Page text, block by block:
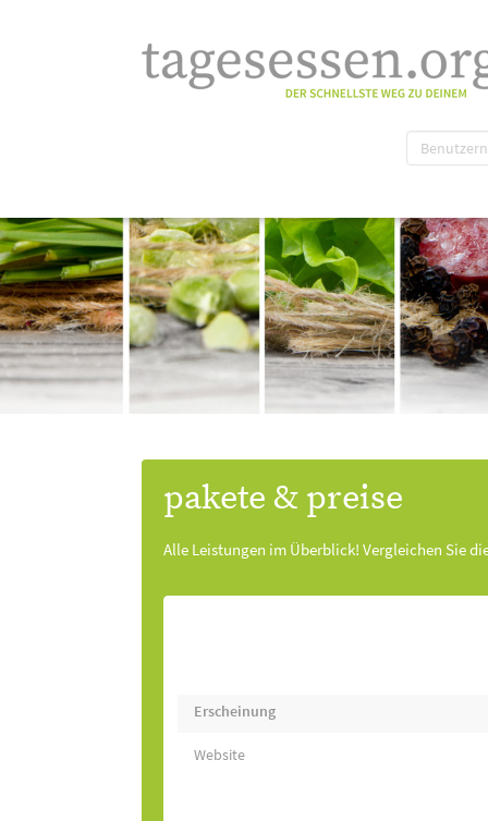
pakete & preise
Alle Leistungen im Überblick! Vergleichen Sie
Erscheinung
Website